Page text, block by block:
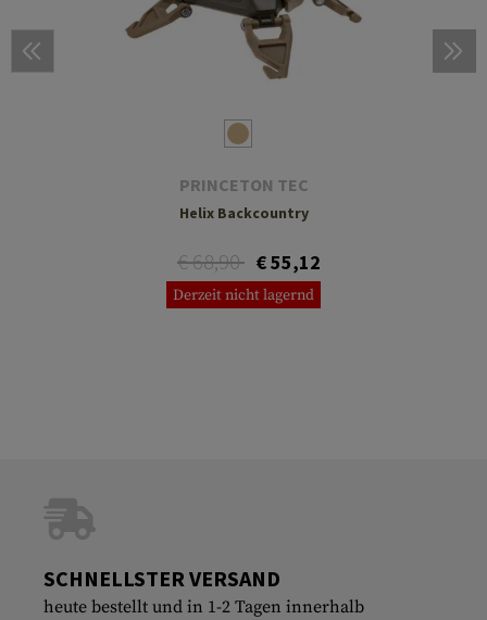
PRINCETON TEC
Helix Backcountry
€ 68,90 € 55,12
Derzeit nicht lagernd
SCHNELLSTER VERSAND
heute bestellt und in 1-2 Tagen innerhalb